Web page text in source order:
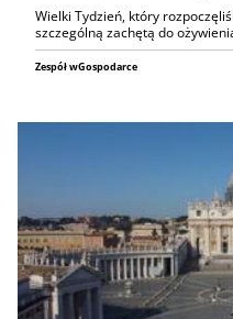
Wielki Tydzień, który
szczególną zachętą do
Zespół wGospodarce